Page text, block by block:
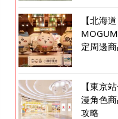
【北海
定周邊
【東京
漫角色
攻略